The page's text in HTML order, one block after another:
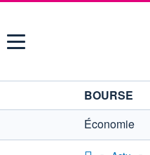
Menu
BOURSE
Économie